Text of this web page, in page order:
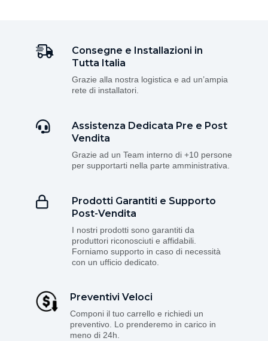
Consegne e Installazioni in
Tutta Italia
Grazie alla nostra logistica e ad un’ampia
rete di installatori.
Assistenza Dedicata Pre e Post
Vendita
Grazie ad un Team interno di +10 persone
per supportarti nella parte amministrativa.
Prodotti Garantiti e Supporto
Post-Vendita
I nostri prodotti sono garantiti da
produttori riconosciuti e affidabili.
Forniamo supporto in caso di necessità
con un ufficio dedicato.
Preventivi Veloci
Componi il tuo carrello e richiedi un
preventivo. Lo prenderemo in carico in
meno di 24h.